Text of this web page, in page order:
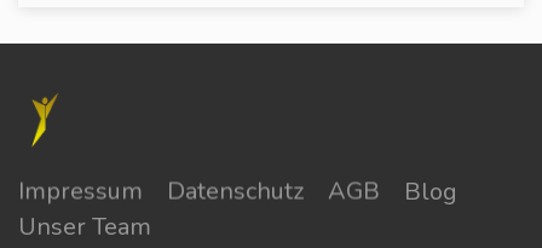
Impressum Datenschutz AGB
Blog
Unser Team